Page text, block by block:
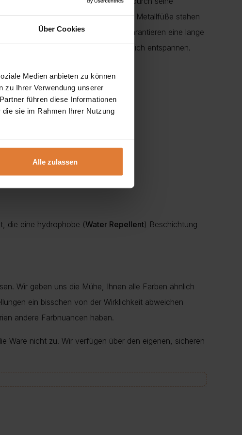
Über Cookies
Medien anbieten zu können
zu Ihrer Verwendung unserer
führen diese Informationen
sie im Rahmen Ihrer Nutzung
Alle zulassen
für Ihren Komfort. Die verchromten Metallfüße stehen
Ihre Stabilität und Haltbarkeit garantieren eine lange
zusätzlich, während Sie sich entspannen.
die eine hydrophobe (Water Repellent) Beschichtung
Wir geben uns die Mühe, Ihnen alle Farben ähnlich
ein bisschen von der Wirklichkeit abweichen
andere Farbnuancen haben.
Ware nicht zu. Wir verfügen über den eigenen, sicheren